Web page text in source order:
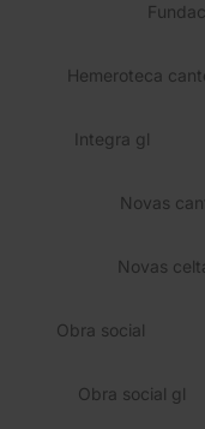
Hemeroteca
Integra gl
Novas
Novas
Obra social
Obra social gl